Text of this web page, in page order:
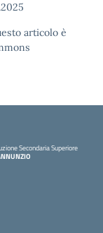
articolo è
Secondaria Superiore